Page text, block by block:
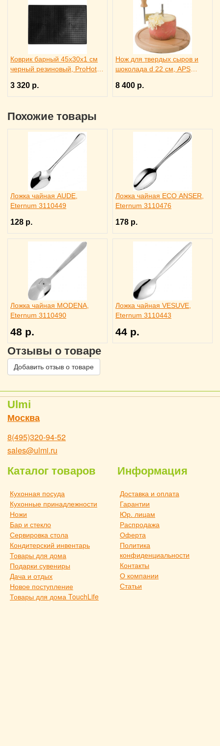
Коврик барный 45x30x1 см
черный резиновый, ProHotel
3 320 р.
Нож для твердых сыров и
шоколада d 22 см, APS
8 400 р.
Похожие товары
Ложка чайная AUDE,
Eternum 3110449
128 р.
Ложка чайная ECO ANSER,
Eternum 3110476
178 р.
Ложка чайная MODENA,
Eternum 3110490
48 р.
Ложка чайная VESUVE,
Eternum 3110443
44 р.
Отзывы о товаре
Добавить отзыв о товаре
Ulmi
Москва
8(495)320-94-52
sales@ulmi.ru
Каталог товаров
Кухонная посуда
Кухонные принадлежности
Ножи
Бар и стекло
Сервировка стола
Кондитерский инвентарь
Товары для дома
Подарки сувениры
Дача и отдых
Новое поступление
Товары для дома TouchLife
Информация
Доставка и оплата
Гарантии
Юр. лицам
Распродажа
Оферта
Политика
конфиденциальности
Контакты
О компании
Статьи